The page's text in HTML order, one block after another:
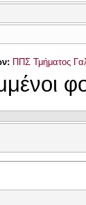
ΠΠΣ Τμήματος